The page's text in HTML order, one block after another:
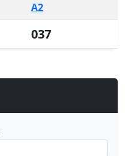
A2
037